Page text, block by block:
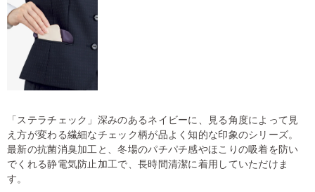
「ステラチェック」深みのあるネイビーに、見る角度によって見
え方が変わる繊細なチェック柄が品よく知的な印象のシリーズ。
最新の抗菌消臭加工と、冬場のパチパチ感やほこりの吸着を防い
でくれる静電気防止加工で、長時間清潔に着用していただけま
す。